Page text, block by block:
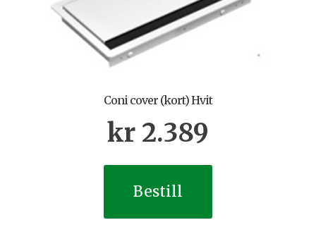
Coni cover (kort) Hvit
kr 2.389
Bestill